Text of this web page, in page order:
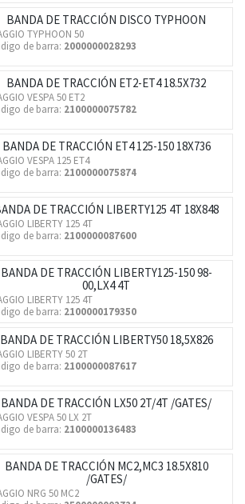
BANDA DE TRACCIÓN DISCO TYPHOON
TYPHOON 50
de barra: 2000000028293
BANDA DE TRACCIÓN ET2-ET4 18.5X732
VESPA 50 ET2
de barra: 2100000075782
BANDA DE TRACCIÓN ET4 125-150 18X736
VESPA 125 ET4
de barra: 2100000075874
DE TRACCIÓN LIBERTY125 4T 18X848
LIBERTY 125 4T
de barra: 2100000087600
BANDA DE TRACCIÓN LIBERTY125-150 98-
00,LX4 4T
LIBERTY 125 4T
de barra: 2100000179350
BANDA DE TRACCIÓN LIBERTY50 18,5X826
LIBERTY 50 2T
de barra: 2100000087617
BANDA DE TRACCIÓN LX50 2T/4T /GATES/
VESPA 50 LX 2T
de barra: 2100000136483
BANDA DE TRACCIÓN MC2,MC3 18.5X810
/GATES/
NRG 50 MC2